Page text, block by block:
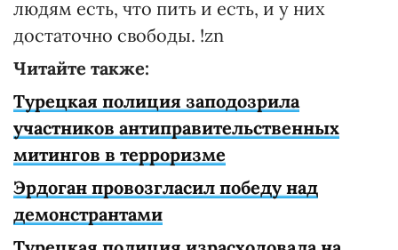
людям есть, что пить и есть, и у них
достаточно свободы. !zn
Читайте также:
Турецкая полиция заподозрила
участников антиправительственных
митингов в терроризме
Эрдоган провозгласил победу над
демонстрантами